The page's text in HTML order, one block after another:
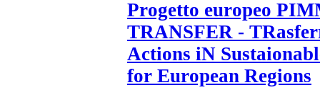
Progetto europeo
TRANSFER -
Actions iN
for European Regions